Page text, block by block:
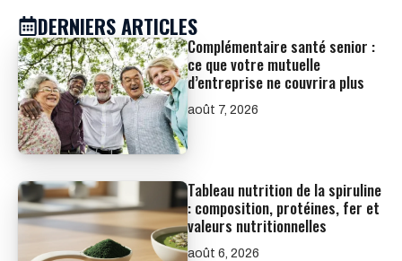
DERNIERS ARTICLES
Complémentaire santé senior :
ce que votre mutuelle
d’entreprise ne couvrira plus
août 7, 2026
Tableau nutrition de la spiruline
: composition, protéines, fer et
valeurs nutritionnelles
août 6, 2026